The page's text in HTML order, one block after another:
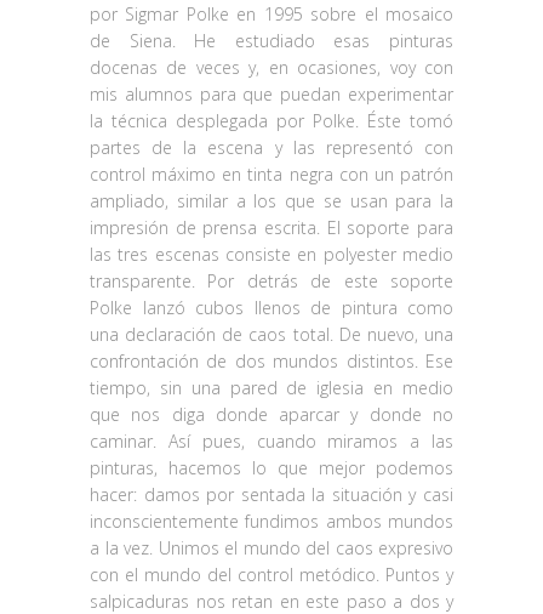
por Sigmar Polke en 1995 sobre el mosaico
de Siena. He estudiado esas pinturas
docenas de veces y, en ocasiones, voy con
mis alumnos para que puedan experimentar
la técnica desplegada por Polke. Éste tomó
partes de la escena y las representó con
control máximo en tinta negra con un patrón
ampliado, similar a los que se usan para la
impresión de prensa escrita. El soporte para
las tres escenas consiste en polyester medio
transparente. Por detrás de este soporte
Polke lanzó cubos llenos de pintura como
una declaración de caos total. De nuevo, una
confrontación de dos mundos distintos. Ese
tiempo, sin una pared de iglesia en medio
que nos diga donde aparcar y donde no
caminar. Así pues, cuando miramos a las
pinturas, hacemos lo que mejor podemos
hacer: damos por sentada la situación y casi
inconscientemente fundimos ambos mundos
a la vez. Unimos el mundo del caos expresivo
con el mundo del control metódico. Puntos y
salpicaduras nos retan en este paso a dos y